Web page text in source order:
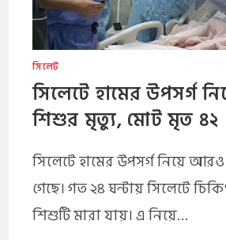
সিলেট
সিলেটে হামের উপসর্গ
শিশুর মৃত্যু, মোট মৃত ৪২
সিলেটে হামের উপসর্গ নিয়ে
গেছে। গত ২৪ ঘন্টায় সিলেটে
শিশুটি মারা যায়। এ নিয়ে…